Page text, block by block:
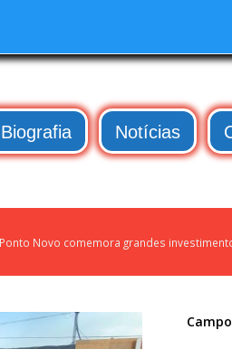
Biografia Notícias
Ponto Novo comemora grandes